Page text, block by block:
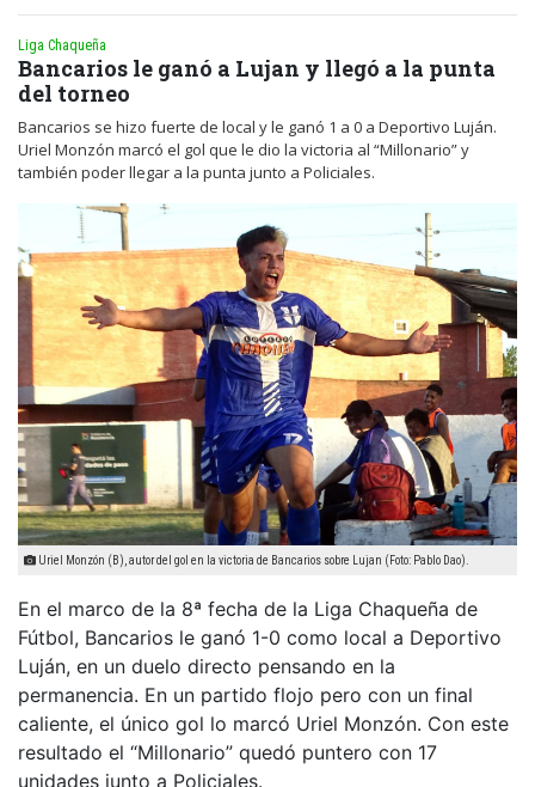
Liga Chaqueña
Bancarios le ganó a Lujan y llegó a la punta
del torneo
Bancarios se hizo fuerte de local y le ganó 1 a 0 a Deportivo Luján.
Uriel Monzón marcó el gol que le dio la victoria al “Millonario” y
también poder llegar a la punta junto a Policiales.
Uriel Monzón (B), autor del gol en la victoria de Bancarios sobre Lujan (Foto: Pablo Dao).
En el marco de la 8ª fecha de la Liga Chaqueña de
Fútbol, Bancarios le ganó 1-0 como local a Deportivo
Luján, en un duelo directo pensando en la
permanencia. En un partido flojo pero con un final
caliente, el único gol lo marcó Uriel Monzón. Con este
resultado el “Millonario” quedó puntero con 17
unidades junto a Policiales.